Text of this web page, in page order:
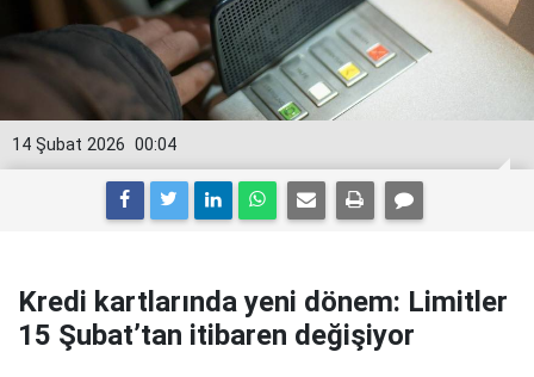
00:04
14 Şubat 2026
Kredi kartlarında yeni dönem: Limitler
15 Şubat’tan itibaren değişiyor